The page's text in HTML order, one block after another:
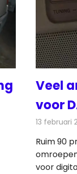
Veel
voor
13 februari
Ruim 90
voor